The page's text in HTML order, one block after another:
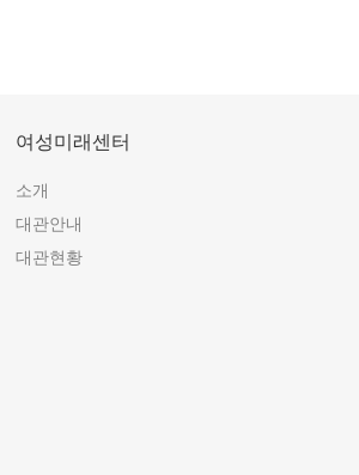
여성미래센터
소개
대관안내
대관현황